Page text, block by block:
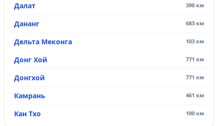
Далат 390 км
Дананг 683 км
Дельта Меконга 103 км
Донг Хой 771 км
Донгхой 771 км
Камрань 461 км
Кан Тхо 100 км